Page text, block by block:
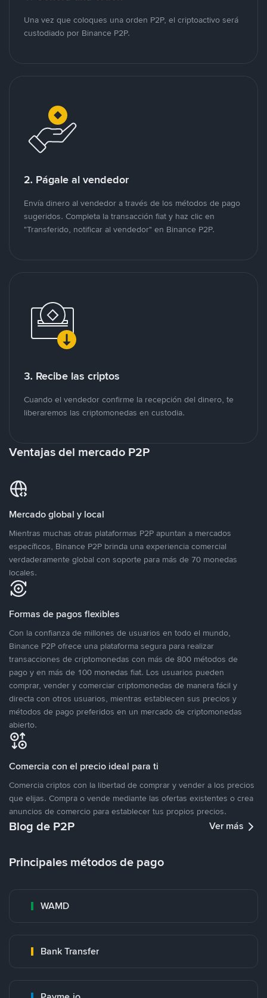
Una vez que coloques una orden P2P, el criptoactivo será
custodiado por Binance P2P.
2. Págale al vendedor
Envía dinero al vendedor a través de los métodos de pago
sugeridos. Completa la transacción fiat y haz clic en
"Transferido, notificar al vendedor" en Binance P2P.
3. Recibe las criptos
Cuando el vendedor confirme la recepción del dinero, te
liberaremos las criptomonedas en custodia.
Ventajas del mercado P2P
Mercado global y local
Mientras muchas otras plataformas P2P apuntan a mercados
específicos, Binance P2P brinda una experiencia comercial
verdaderamente global con soporte para más de 70 monedas
locales.
Formas de pagos flexibles
Con la confianza de millones de usuarios en todo el mundo,
Binance P2P ofrece una plataforma segura para realizar
transacciones de criptomonedas con más de 800 métodos de
pago y en más de 100 monedas fiat. Los usuarios pueden
comprar, vender y comerciar criptomonedas de manera fácil y
directa con otros usuarios, mientras establecen sus precios y
métodos de pago preferidos en un mercado de criptomonedas
abierto.
Comercia con el precio ideal para ti
Comercia criptos con la libertad de comprar y vender a los precios
que elijas. Compra o vende mediante las ofertas existentes o crea
anuncios de comercio para establecer tus propios precios.
Blog de P2P Ver más
Principales métodos de pago
WAMD
Bank Transfer